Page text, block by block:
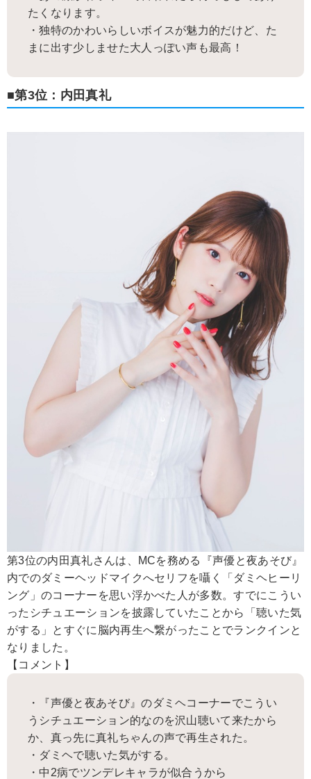
たくなります。
・独特のかわいらしいボイスが魅力的だけど、た
まに出す少しませた大人っぽい声も最高！
■第3位：内田真礼
第3位の内田真礼さんは、MCを務める『声優と夜あそび』
内でのダミーヘッドマイクへセリフを囁く「ダミヘヒーリ
ング」のコーナーを思い浮かべた人が多数。すでにこうい
ったシチュエーションを披露していたことから「聴いた気
がする」とすぐに脳内再生へ繋がったことでランクインと
なりました。
【コメント】
・『声優と夜あそび』のダミヘコーナーでこうい
うシチュエーション的なのを沢山聴いて来たから
か、真っ先に真礼ちゃんの声で再生された。
・ダミヘで聴いた気がする。
・中2病でツンデレキャラが似合うから